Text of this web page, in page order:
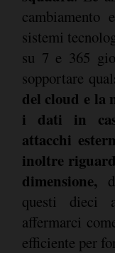
cambiamento
sistemi
su 7 e 365
sopportare
del cloud e la
i dati in
attacchi
inoltre
dimensione,
questi dieci
affermarci
efficiente per